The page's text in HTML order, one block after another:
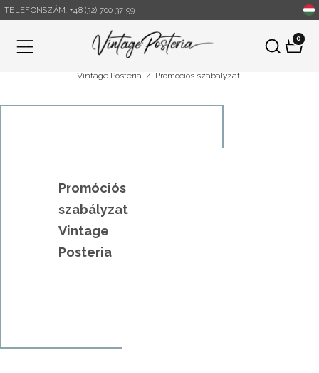
TELEFONSZÁM: +48 (32) 700 37 99
Menü
0
Vintage Posteria / Promóciós szabályzat
Promóciós
szabályzat
Vintage
Posteria